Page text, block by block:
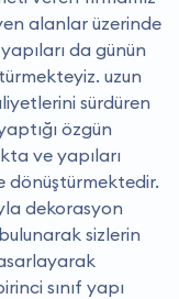
alanlar üzerinde
da günün
uzun
sürdüren
özgün
ve yapıları
dönüştürmektedir.
dekorasyon
sizlerin
sınıf yapı